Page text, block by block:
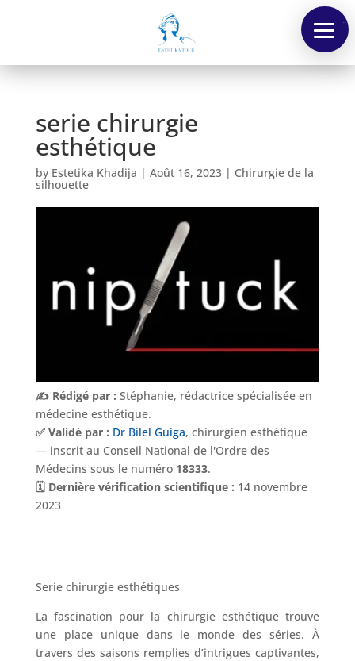
serie chirurgie
esthétique
by Estetika Khadija | Août 16, 2023| Chirurgie de la
silhouette
✍️ Rédigé par : Stéphanie, rédactrice spécialisée en
médecine esthétique.
✅ Validé par : Dr Bilel Guiga, chirurgien esthétique
— inscrit au Conseil National de l'Ordre des
Médecins sous le numéro 18333.
🗓️ Dernière vérification scientifique : 14 novembre
2023
Serie chirurgie esthétiques
La fascination pour la chirurgie esthétique trouve
une place unique dans le monde des séries. À
travers des saisons remplies d’intrigues captivantes,